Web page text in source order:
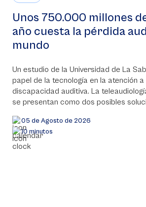
Unos 750.000 millones
año cuesta la pérdida
mundo
Un estudio de la Universidad de La
papel de la tecnología en la atención
discapacidad auditiva. La
se presentan como dos posibles
05 de Agosto de 2026
10 minutos